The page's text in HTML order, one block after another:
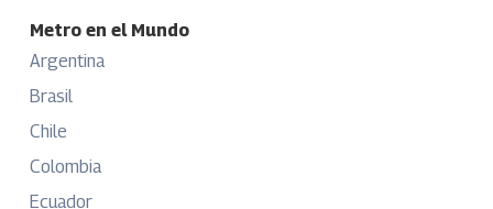
Metro en el Mundo
Argentina
Brasil
Chile
Colombia
Ecuador